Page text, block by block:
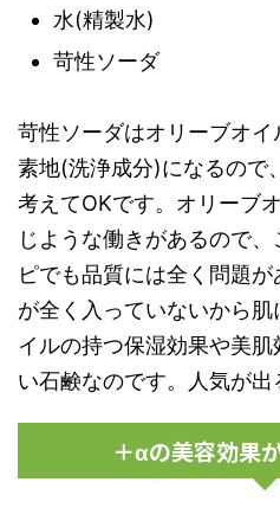
水(精製水)
苛性ソーダ
苛性ソーダはオリーブオ
素地(洗浄成分)になるので
考えてOKです。オリーブ
じような働きがあるので
ピでも品質には全く問題
が全く入っていないから
イルの持つ保湿効果や美
い石鹸なのです。人気が出
＋αの美容効果